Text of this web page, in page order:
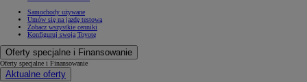
Samochody używane
Umów się na jazdę testową
Zobacz wszystkie cenniki
Konfiguruj swoją Toyotę
Oferty specjalne i Finansowanie
Oferty specjalne i Finansowanie
Aktualne oferty